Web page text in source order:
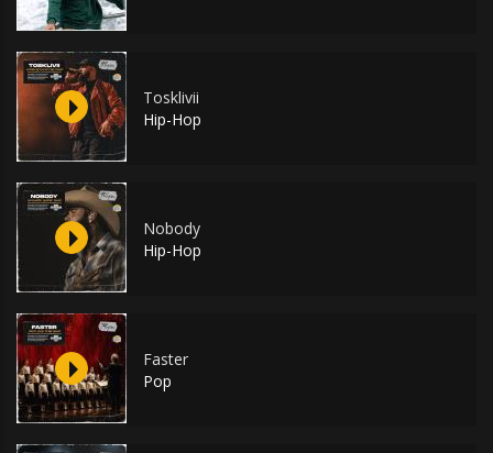
Tosklivii
Hip-Hop
Nobody
Hip-Hop
Faster
Pop